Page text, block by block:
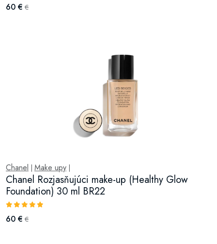
60 € €
Chanel Make upy
Chanel Rozjasňujúci make-up (Healthy Glow
Foundation) 30 ml BR22
60 € €